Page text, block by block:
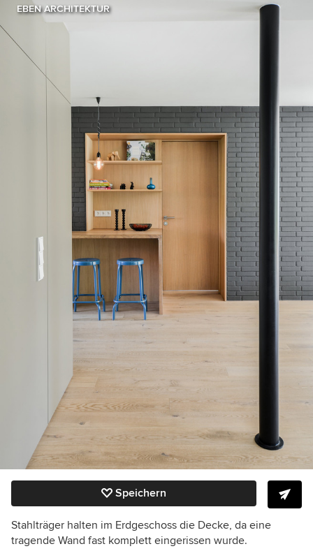
EBEN ARCHITEKTUR
Speichern
Stahlträger halten im Erdgeschoss die Decke, da eine
tragende Wand fast komplett eingerissen wurde.